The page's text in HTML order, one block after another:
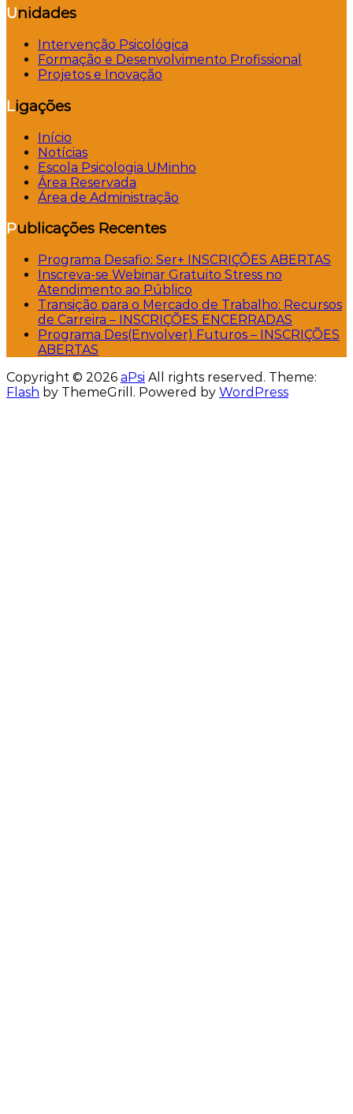
Unidades
Intervenção Psicológica
Formação e Desenvolvimento Profissional
Projetos e Inovação
Ligações
Início
Notícias
Escola Psicologia UMinho
Área Reservada
Área de Administração
Publicações Recentes
Programa Desafio: Ser+ INSCRIÇÕES ABERTAS
Inscreva-se Webinar Gratuito Stress no
Atendimento ao Público
Transição para o Mercado de Trabalho: Recursos
de Carreira – INSCRIÇÕES ENCERRADAS
Programa Des(Envolver) Futuros – INSCRIÇÕES
ABERTAS
Copyright © 2026 aPsi All rights reserved. Theme:
Flash by ThemeGrill. Powered by WordPress